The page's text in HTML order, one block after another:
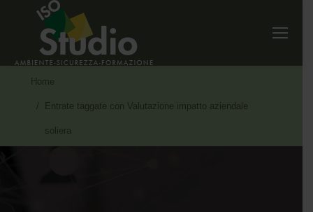
Tu sei qui:
Home
Entrate taggate con Valutazione impatto aziendale
soliera